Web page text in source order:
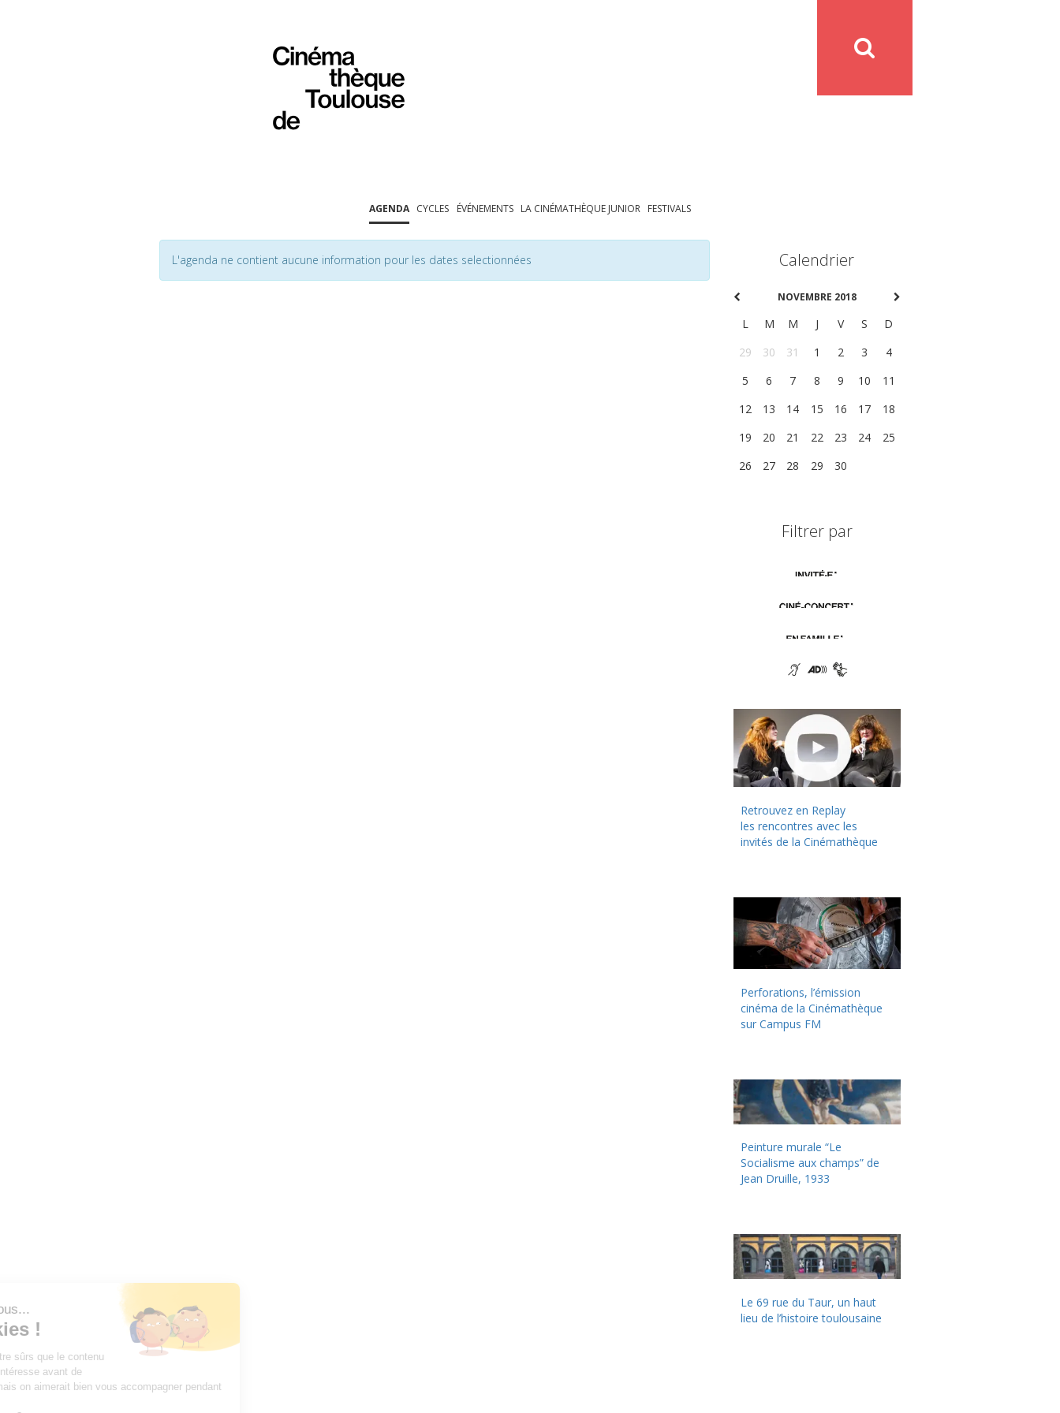
AGENDA CYCLES ÉVÉNEMENTS LA CINÉMATHÈQUE JUNIOR FESTIVALS
L'agenda ne contient aucune information pour les dates selectionnées Calendrier
NOVEMBRE 2018
L M M J V S
D
29
30 31 1 2 3
4
5
6 7 8 9 10
11
12
13 14 15 16 17
18
19
20 21 22 23 24
25
26
27 28 29 30
Filtrer par
Retrouvez en Replay
les rencontres avec les
invités de la Cinémathèque
Perforations, l’émission
cinéma de la Cinémathèque
sur Campus FM
Peinture murale “Le
Socialisme aux champs” de
Jean Druille, 1933
Le 69 rue du Taur, un haut
lieu de l’histoire toulousaine